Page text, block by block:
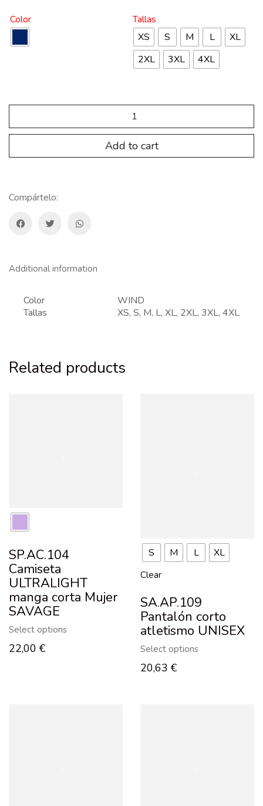
Color
Tallas
XS
S M L
XL
2XL
3XL 4XL
Basic
Hombre
Add to cart
Compártelo:
Additional information
Color
WIND
Tallas
XS, S, M, L, XL, 2XL, 3XL, 4XL
Related products
SP.AC.104
Camiseta
ULTRALIGHT
manga corta Mujer
SAVAGE
Select options
22,00 €
S M L XL
Clear
SA.AP.109
Pantalón corto
atletismo UNISEX
Select options
20,63 €